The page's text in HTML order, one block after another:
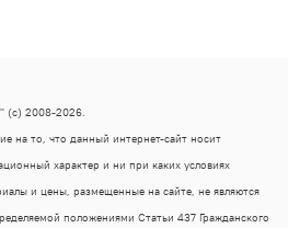
(с) 2008-2026.
на то, что данный интернет-сайт носит
характер и ни при каких условиях
и цены, размещенные на сайте, не являются
положениями Статьи 437 Гражданского